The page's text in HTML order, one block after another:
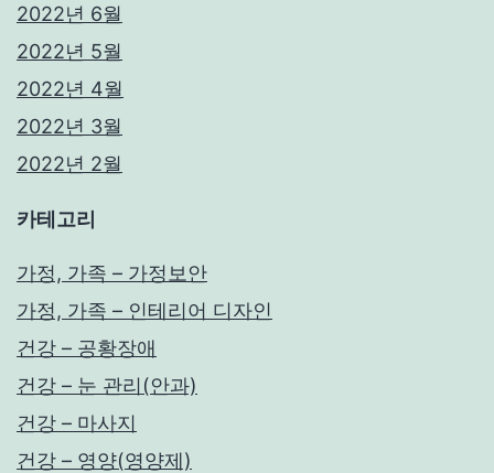
2022년 6월
2022년 5월
2022년 4월
2022년 3월
2022년 2월
카테고리
가정, 가족 – 가정보안
가정, 가족 – 인테리어 디자인
건강 – 공황장애
건강 – 눈 관리(안과)
건강 – 마사지
건강 – 영양(영양제)